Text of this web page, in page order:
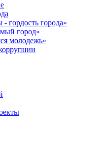
гордость города»
город»
молодежь»